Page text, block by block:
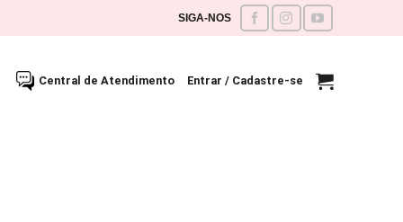
SIGA-NOS
Central de Atendimento Entrar / Cadastre-se